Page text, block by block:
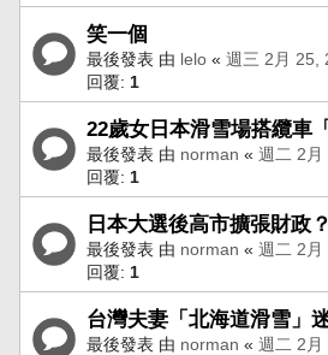
笑一個
最後發表 由 lelo « 週三 2月 25,
回覆: 1
22歲女日本滑雪場搭纜車
最後發表 由 norman « 週二 2
回覆: 1
日本大選後高市擴張財政
最後發表 由 norman « 週二 2
回覆: 1
台灣夫妻「北海道滑雪」
最後發表 由 norman « 週二 2